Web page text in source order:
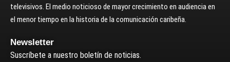
televisivos. El medio noticioso de mayor crecimiento en audiencia en
el menor tiempo en la historia de la comunicación caribeña.
Newsletter
Suscríbete a nuestro boletín de noticias.